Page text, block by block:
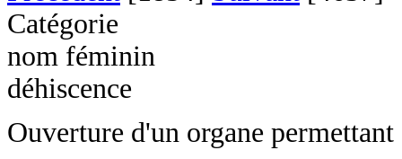
Catégorie
nom féminin
déhiscence
Ouverture d'un organe